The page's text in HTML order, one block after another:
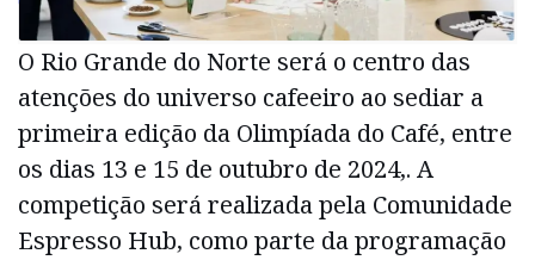
O Rio Grande do Norte será o centro das
atenções do universo cafeeiro ao sediar a
primeira edição da Olimpíada do Café, entre
os dias 13 e 15 de outubro de 2024,. A
competição será realizada pela Comunidade
Espresso Hub, como parte da programação